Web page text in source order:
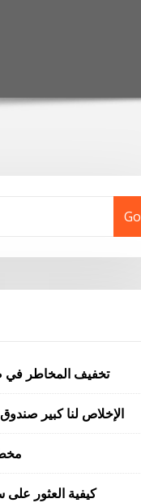
Go
تخفيف المخاطر في
الإخلاص لنا كبير
كيفية العثور على